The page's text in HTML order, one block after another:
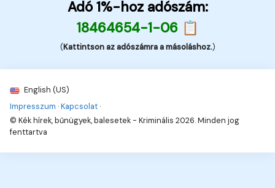
Adó 1%-hoz adószám:
18464654-1-06 📋
(Kattintson az adószámra a másoláshoz.)
English (US)
Impresszum ·Kapcsolat ·
© Kék hírek, bűnügyek, balesetek - Kriminális 2026. Minden jog
fenttartva